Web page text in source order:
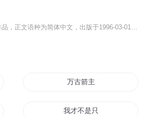
《神偷绿小千》是由(台湾)李凉著作、延边人民出版社出版的一部文学作品，正文语种为简体中文，出版于1996-03-01。《神偷绿小千》是李凉创作的幽默武侠小说，讲述天赋异禀的绿小千自七星湖习得高深武功后，为探寻身世闯荡江湖。他凭借“反宫骨”与“无双刃...
万古箭主
我才不是只会挨打